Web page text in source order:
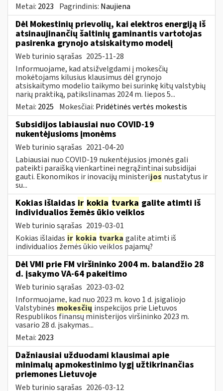
Metai: 2023 Pagrindinis: Naujiena
Dėl Mokestinių prievolių, kai elektros energiją iš
atsinaujinančių šaltinių gaminantis vartotojas
pasirenka grynojo atsiskaitymo modelį
Web turinio sąrašas 2025-11-28
Informuojame, kad atsižvelgdami į mokesčių
mokėtojams kilusius klausimus dėl grynojo
atsiskaitymo modelio taikymo bei surinkę kitų valstybių
narių praktiką, patikslinamas 2024 m. liepos 5...
Metai: 2025 Mokesčiai: Pridėtinės vertės mokestis
Subsidijos labiausiai nuo COVID-19
nukentėjusioms įmonėms
Web turinio sąrašas 2021-04-20
Labiausiai nuo COVID-19 nukentėjusios įmonės gali
pateikti paraišką vienkartinei negrąžintinai subsidijai
gauti. Ekonomikos ir inovacijų ministerijos nustatytus ir
su...
Kokias išlaidas ir kokia tvarka galite atimti iš
individualios žemės ūkio veiklos
Web turinio sąrašas 2019-03-01
Kokias išlaidas ir kokia tvarka galite atimti iš
individualios žemės ūkio veiklos pajamų?
Dėl VMI prie FM viršininko 2004 m. balandžio 28
d. įsakymo VA-64 pakeitimo
Web turinio sąrašas 2023-03-02
Informuojame, kad nuo 2023 m. kovo 1 d. įsigaliojo
Valstybinės mokesčių inspekcijos prie Lietuvos
Respublikos finansų ministerijos viršininko 2023 m.
vasario 28 d. įsakymas...
Metai: 2023
Dažniausiai užduodami klausimai apie
minimalų apmokestinimo lygį užtikrinančias
priemones Lietuvoje
Web turinio sąrašas 2026-03-12